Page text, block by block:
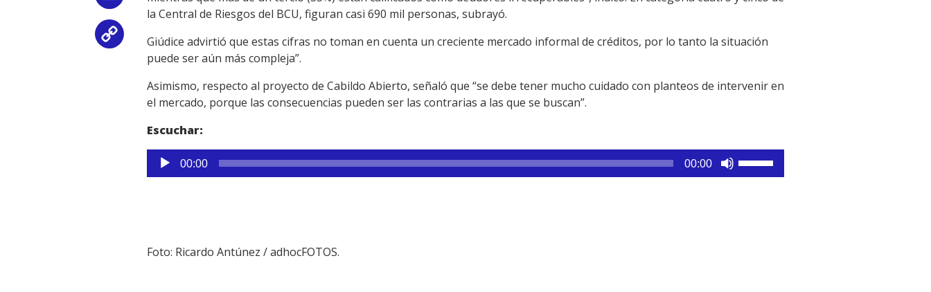
Copy
Link
la Central de Riesgos del BCU, figuran casi 690 mil personas, subrayó.
Giúdice advirtió que estas cifras no toman en cuenta un creciente mercado informal de créditos, por lo tanto la situación
puede ser aún más compleja”.
Asimismo, respecto al proyecto de Cabildo Abierto, señaló que “se debe tener mucho cuidado con planteos de intervenir en
el mercado, porque las consecuencias pueden ser las contrarias a las que se buscan”.
Escuchar:
Reproductor
de
00:00 00:00
Foto: Ricardo Antúnez / adhocFOTOS.